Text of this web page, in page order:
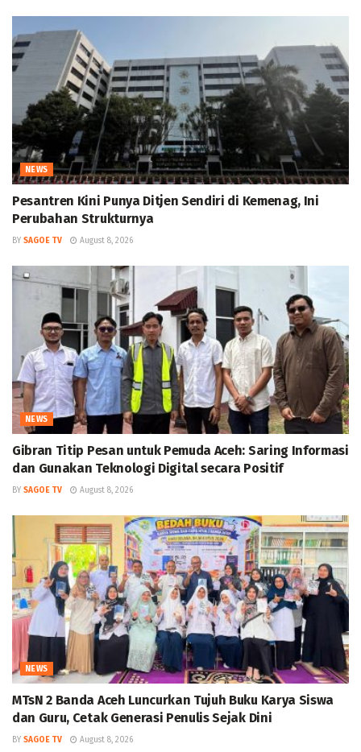
NEWS
Pesantren Kini Punya Ditjen Sendiri di Kemenag, Ini
Perubahan Strukturnya
BY SAGOE TV August 8, 2026
NEWS
Gibran Titip Pesan untuk Pemuda Aceh: Saring Informasi
dan Gunakan Teknologi Digital secara Positif
BY SAGOE TV August 8, 2026
NEWS
MTsN 2 Banda Aceh Luncurkan Tujuh Buku Karya Siswa
dan Guru, Cetak Generasi Penulis Sejak Dini
BY SAGOE TV August 8, 2026